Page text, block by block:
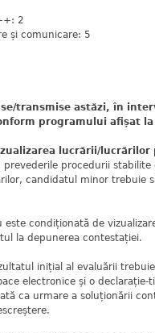
2
și comunicare: 5
transmise astăzi, în
programului afișat
lucrării/
procedurii stabilite
candidatul minor trebuie
condiționată de
la depunerea contestației.
inițial al evaluării
electronice și o
ca urmare a soluționării